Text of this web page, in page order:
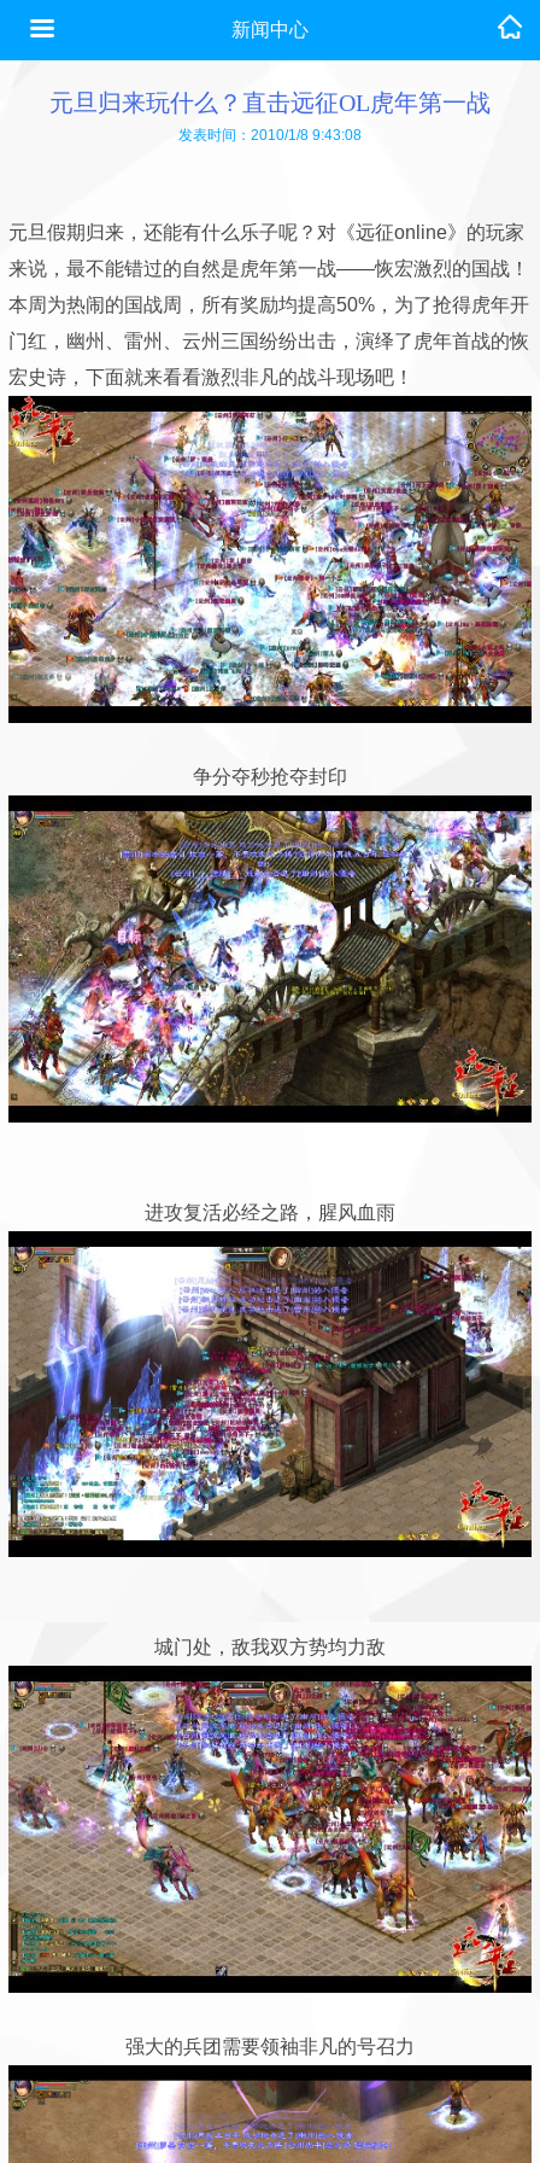
新闻中心
元旦归来玩什么？直击远征OL虎年第一战
发表时间：2010/1/8 9:43:08
元旦假期归来，还能有什么乐子呢？对《远征online》的玩家
来说，最不能错过的自然是虎年第一战——恢宏激烈的国战！
本周为热闹的国战周，所有奖励均提高50%，为了抢得虎年开
门红，幽州、雷州、云州三国纷纷出击，演绎了虎年首战的恢
宏史诗，下面就来看看激烈非凡的战斗现场吧！
争分夺秒抢夺封印
进攻复活必经之路，腥风血雨
城门处，敌我双方势均力敌
强大的兵团需要领袖非凡的号召力